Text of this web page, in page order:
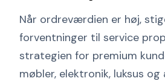
Når ordreværdien er høj,
forventninger til service
strategien for premium
møbler, elektronik, luksus